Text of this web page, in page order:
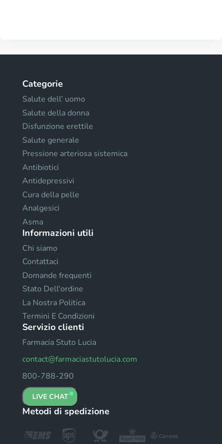
Categorie
Salute dell’ uomo
Salute della donna
Disfunzione erettile
Salute generale
Pressione arteriosa sistemica
Antibiotici
Antidepressivi
Cura della pelle
Analgesici
Asma
Informazioni utili
Chi siamo
Contattaci
Domande frequenti
Stato Dell'ordine
La Nostra Politica
Termini E Condizioni
Servizio clienti
Farmacia Stuto Lucia
contact@farmaciastutolucia.com
800-788-290
LIVE CHAT
Metodi di spedizione